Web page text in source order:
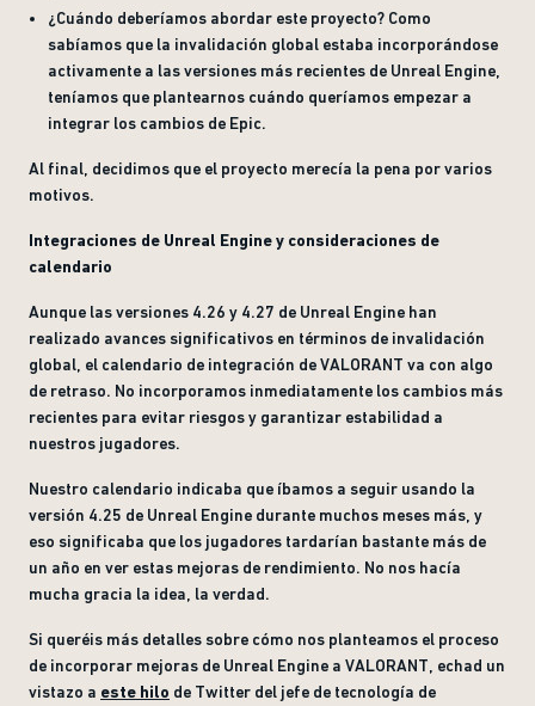
¿Cuándo deberíamos abordar este proyecto? Como
sabíamos que la invalidación global estaba incorporándose
activamente a las versiones más recientes de Unreal Engine,
teníamos que plantearnos cuándo queríamos empezar a
integrar los cambios de Epic.
Al final, decidimos que el proyecto merecía la pena por varios
motivos.
Integraciones de Unreal Engine y consideraciones de
calendario
Aunque las versiones 4.26 y 4.27 de Unreal Engine han
realizado avances significativos en términos de invalidación
global, el calendario de integración de VALORANT va con algo
de retraso. No incorporamos inmediatamente los cambios más
recientes para evitar riesgos y garantizar estabilidad a
nuestros jugadores.
Nuestro calendario indicaba que íbamos a seguir usando la
versión 4.25 de Unreal Engine durante muchos meses más, y
eso significaba que los jugadores tardarían bastante más de
un año en ver estas mejoras de rendimiento. No nos hacía
mucha gracia la idea, la verdad.
Si queréis más detalles sobre cómo nos planteamos el proceso
de incorporar mejoras de Unreal Engine a VALORANT, echad un
vistazo a este hilo de Twitter del jefe de tecnología de